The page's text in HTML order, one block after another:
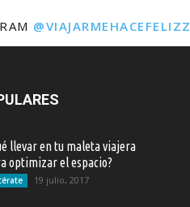
@VIAJARMEHACEFELIZZ
llevar en tu maleta viajera
optimizar el espacio?
19 julio, 2017